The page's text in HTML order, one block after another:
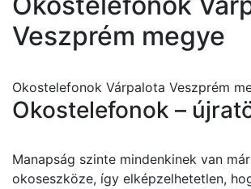
Veszprém megye
Okostelefonok Várpalota Veszprém
Okostelefonok –
Manapság szinte mindenkinek van
okoseszköze, így elképzelhetetlen,